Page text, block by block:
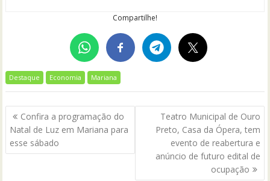
Compartilhe!
Destaque Economia Mariana
Navegação
de
Post
Confira a programação do
Natal de Luz em Mariana para
esse sábado
Teatro Municipal de Ouro
Preto, Casa da Ópera, tem
evento de reabertura e
anúncio de futuro edital de
ocupação